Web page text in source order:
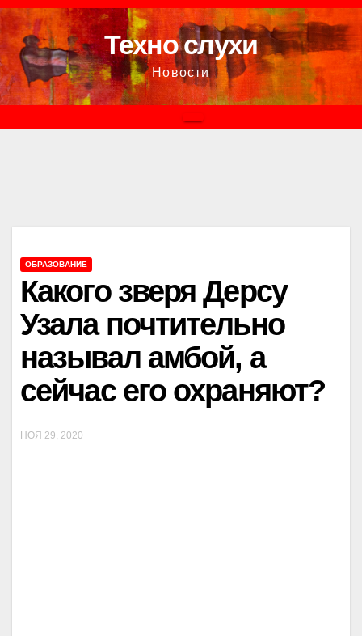
Перейти
к
содержимому
Техно слухи
Новости
ОБРАЗОВАНИЕ
Какого зверя Дерсу
Узала почтительно
называл амбой, а
сейчас его охраняют?
НОЯ 29, 2020